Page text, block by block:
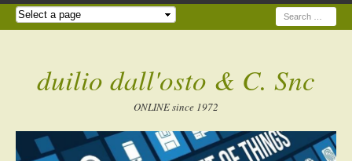
Search
duilio dall'osto & C. Snc
ONLINE since 1972